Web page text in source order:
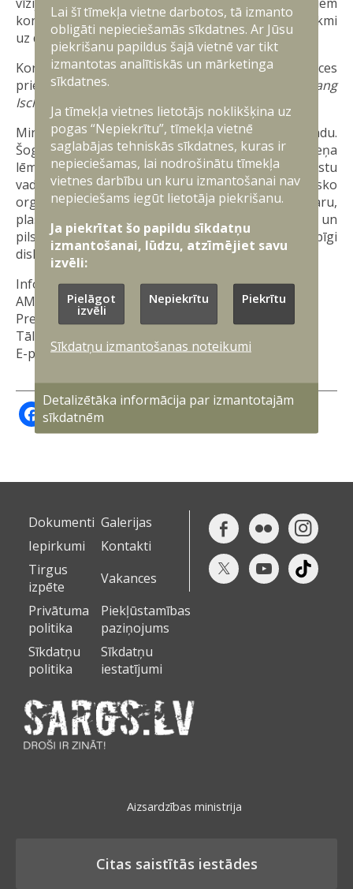
konfliktiem, kā arī tehnoloģisko sasniegumu ietekmi
uz drošību.
Konferenci vadīs Minhenes drošības konferences
priekšsēdētāja vēstnieks Volgans Išingers (
Wolfgang
Ischinger
Minhenes drošības konference norisinās jau 62. gadu.
Šogad tā pulcēs vairāk nekā 450 augsta līmeņa
lēmumu pieņēmējus no visas pasaules, tostarp valstu
vadītājus, ministrus, starptautisko un nevalstisko
organizāciju pārstāvjus, kā arī stratēģisko nozaru,
plašsaziņas līdzekļu, akadēmisko aprindu un
pilsoniskās sabiedrības pārstāvjus, lai kopīgi
diskutētu aktuālos drošības izaicinājumus.
Informāciju sagatavoja:
AM Militāri publisko attiecību departamenta
Preses nodaļa
Tālrunis: 67335210
E-pasts:prese@mod.gov.lv
Facebook
X Draugiem
LinkedIn
Dokumenti Galerijas
Iepirkumi
Kontakti
Tirgus
izpēte
Vakances
Privātuma
politika
Piekļūstamības
paziņojums
Sīkdatņu
politika
Sīkdatņu
iestatījumi
Aizsardzības ministrija
Citas saistītās iestādes
Lai šī tīmekļa vietne darbotos, tā izmanto
obligāti nepieciešamās sīkdatnes. Ar Jūsu
piekrišanu papildus šajā vietnē var tikt
izmantotas analītiskās un mārketinga
sīkdatnes.
Ja tīmekļa vietnes lietotājs noklikšķina uz
pogas “Nepiekrītu”, tīmekļa vietnē
saglabājas tehniskās sīkdatnes, kuras ir
nepieciešamas, lai nodrošinātu tīmekļa
vietnes darbību un kuru izmantošanai nav
nepieciešams iegūt lietotāja piekrišanu.
Ja piekrītat šo papildu sīkdatņu
izmantošanai, lūdzu, atzīmējiet savu
izvēli:
Pielāgot
izvēli
Nepiekrītu Piekrītu
Sīkdatņu izmantošanas noteikumi
Detalizētāka informācija par izmantotajām
sīkdatnēm